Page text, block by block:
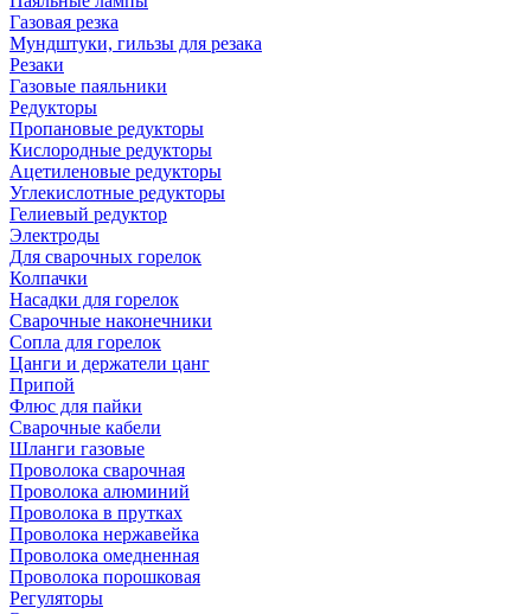
Газовая резка
Мундштуки, гильзы для резака
Резаки
Газовые паяльники
Редукторы
Пропановые редукторы
Кислородные редукторы
Ацетиленовые редукторы
Углекислотные редукторы
Гелиевый редуктор
Электроды
Для сварочных горелок
Колпачки
Насадки для горелок
Сварочные наконечники
Сопла для горелок
Цанги и держатели цанг
Припой
Флюс для пайки
Сварочные кабели
Шланги газовые
Проволока сварочная
Проволока алюминий
Проволока в прутках
Проволока нержавейка
Проволока омедненная
Проволока порошковая
Регуляторы